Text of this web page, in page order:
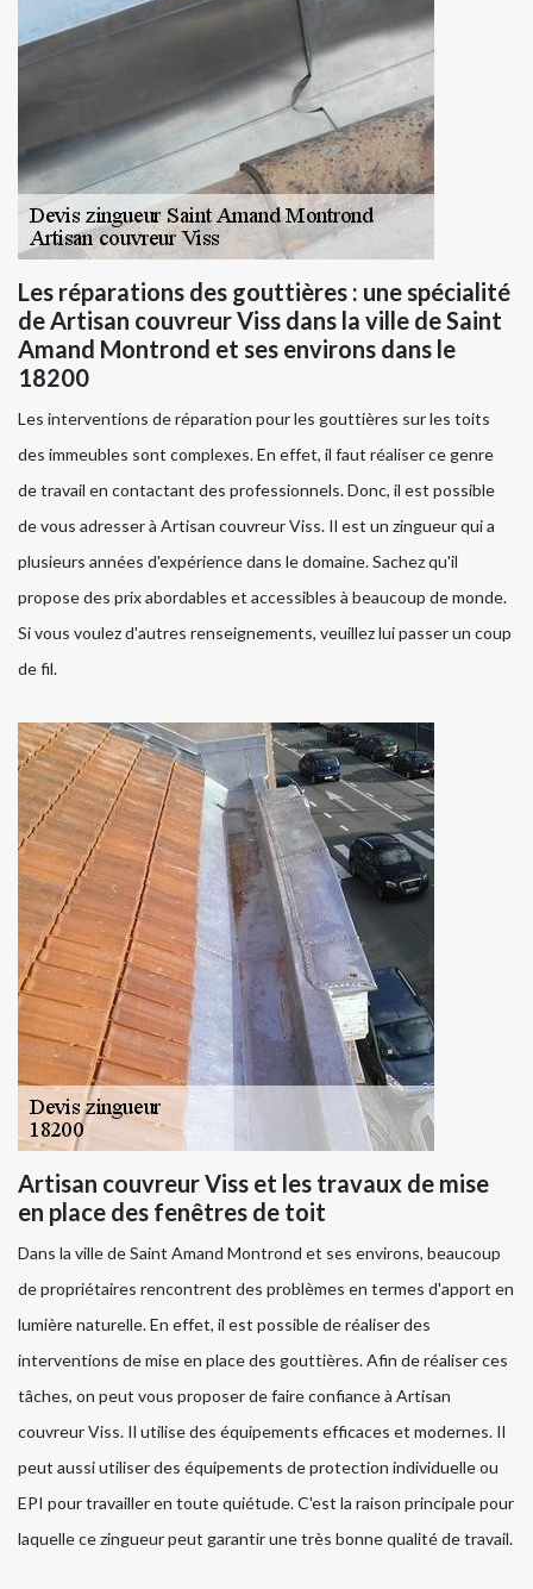
Les réparations des gouttières : une spécialité
de Artisan couvreur Viss dans la ville de Saint
Amand Montrond et ses environs dans le
18200
Les interventions de réparation pour les gouttières sur les toits
des immeubles sont complexes. En effet, il faut réaliser ce genre
de travail en contactant des professionnels. Donc, il est possible
de vous adresser à Artisan couvreur Viss. Il est un zingueur qui a
plusieurs années d'expérience dans le domaine. Sachez qu'il
propose des prix abordables et accessibles à beaucoup de monde.
Si vous voulez d'autres renseignements, veuillez lui passer un coup
de fil.
Artisan couvreur Viss et les travaux de mise
en place des fenêtres de toit
Dans la ville de Saint Amand Montrond et ses environs, beaucoup
de propriétaires rencontrent des problèmes en termes d'apport en
lumière naturelle. En effet, il est possible de réaliser des
interventions de mise en place des gouttières. Afin de réaliser ces
tâches, on peut vous proposer de faire confiance à Artisan
couvreur Viss. Il utilise des équipements efficaces et modernes. Il
peut aussi utiliser des équipements de protection individuelle ou
EPI pour travailler en toute quiétude. C'est la raison principale pour
laquelle ce zingueur peut garantir une très bonne qualité de travail.